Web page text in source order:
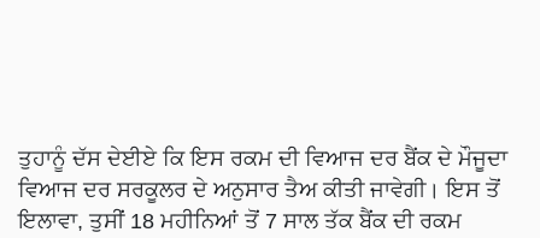
ਤੁਹਾਨੂੰ ਦੱਸ ਦੇਈਏ ਕਿ ਇਸ ਰਕਮ ਦੀ ਵਿਆਜ ਦਰ ਬੈਂਕ ਦੇ ਮੌਜੂਦਾ
ਵਿਆਜ ਦਰ ਸਰਕੂਲਰ ਦੇ ਅਨੁਸਾਰ ਤੈਅ ਕੀਤੀ ਜਾਵੇਗੀ। ਇਸ ਤੋਂ
ਇਲਾਵਾ, ਤੁਸੀਂ 18 ਮਹੀਨਿਆਂ ਤੋਂ 7 ਸਾਲ ਤੱਕ ਬੈਂਕ ਦੀ ਰਕਮ